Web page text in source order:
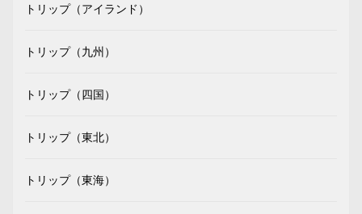
トリップ（アイランド）
トリップ（九州）
トリップ（四国）
トリップ（東北）
トリップ（東海）